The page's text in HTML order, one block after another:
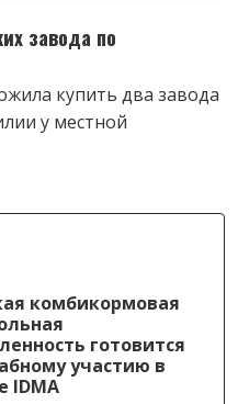
завода по
купить два завода
у местной
комбикормовая
готовится
участию в
IDMA